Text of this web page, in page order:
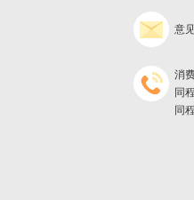
意
消
同
同